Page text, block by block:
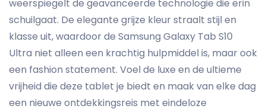
weerspiegelt de geavanceerde technologie die erin
schuilgaat. De elegante grijze kleur straalt stijl en
klasse uit, waardoor de Samsung Galaxy Tab S10
Ultra niet alleen een krachtig hulpmiddel is, maar ook
een fashion statement. Voel de luxe en de ultieme
vrijheid die deze tablet je biedt en maak van elke dag
een nieuwe ontdekkingsreis met eindeloze